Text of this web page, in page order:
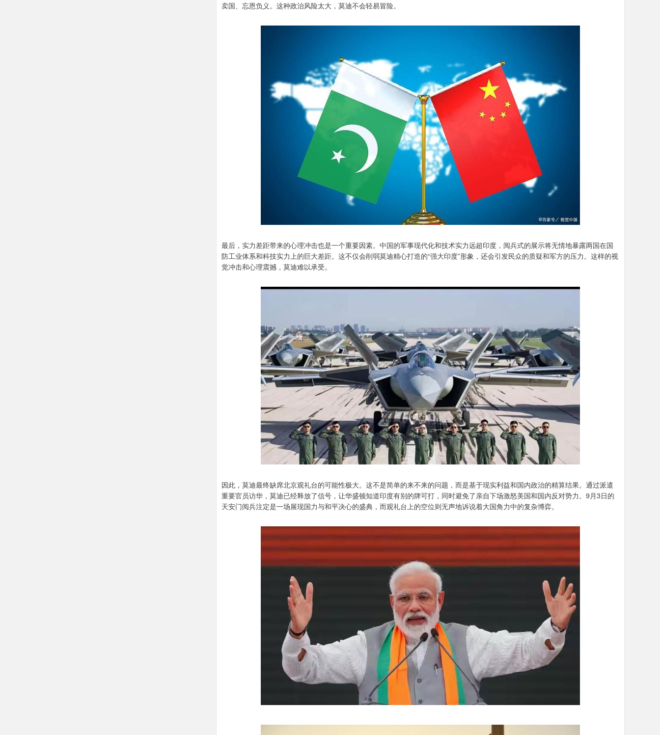
卖国、忘恩负义。这种政治风险太大，莫迪不会轻易冒险。
最后，实力差距带来的心理冲击也是一个重要因素。中国的军事现代化和技术实力远超印度，阅兵式的展示将无情地暴露两国在国
防工业体系和科技实力上的巨大差距。这不仅会削弱莫迪精心打造的“强大印度”形象，还会引发民众的质疑和军方的压力。这样的视
觉冲击和心理震撼，莫迪难以承受。
因此，莫迪最终缺席北京观礼台的可能性极大。这不是简单的来不来的问题，而是基于现实利益和国内政治的精算结果。通过派遣
重要官员访华，莫迪已经释放了信号，让华盛顿知道印度有别的牌可打，同时避免了亲自下场激怒美国和国内反对势力。9月3日的
天安门阅兵注定是一场展现国力与和平决心的盛典，而观礼台上的空位则无声地诉说着大国角力中的复杂博弈。